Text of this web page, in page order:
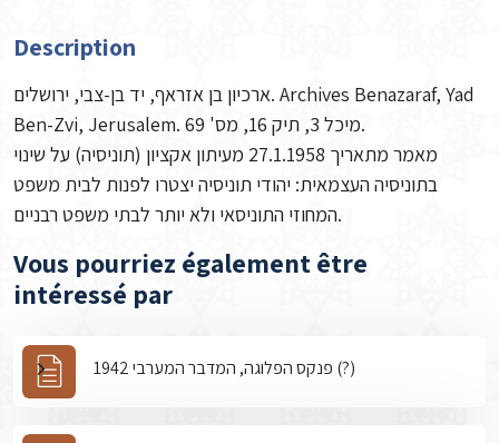
Description
ארכיון בן אזראף, יד בן-צבי, ירושלים. Archives Benazaraf, Yad
Ben-Zvi, Jerusalem. מיכל 3, תיק 16, מס' 69.
מאמר מתאריך 27.1.1958 מעיתון אקציון (תוניסיה) על שינוי
בתוניסיה העצמאית: יהודי תוניסיה יצטרו לפנות לבית משפט
המחוזי התוניסאי ולא יותר לבתי משפט רבניים.
Vous pourriez également être
intéressé par
פנקס הפלוגה, המדבר המערבי 1942 (?)